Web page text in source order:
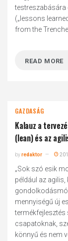
(„lessons
from the
READ MORE
GAZDASÁG
Kalauz a
(lean) és az
byredaktor
„Sok szó esik
például az
mennyiségű új
termékfejlesztés
csapatoknak,
könnyű és nem